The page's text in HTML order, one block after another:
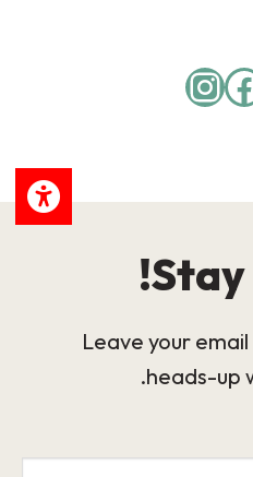
Instagram
Stay
Leave your
heads-up